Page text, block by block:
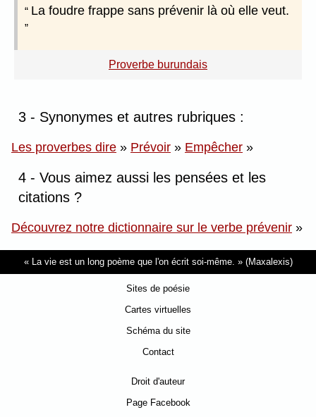
La foudre frappe sans prévenir là où elle veut.
Proverbe burundais
3 - Synonymes et autres rubriques :
Les proverbes dire » Prévoir » Empêcher »
4 - Vous aimez aussi les pensées et les
citations ?
Découvrez notre dictionnaire sur le verbe prévenir »
La vie est un long poème que l'on écrit soi-même. (Maxalexis)
Sites de poésie
Cartes virtuelles
Schéma du site
Contact
Droit d'auteur
Page Facebook